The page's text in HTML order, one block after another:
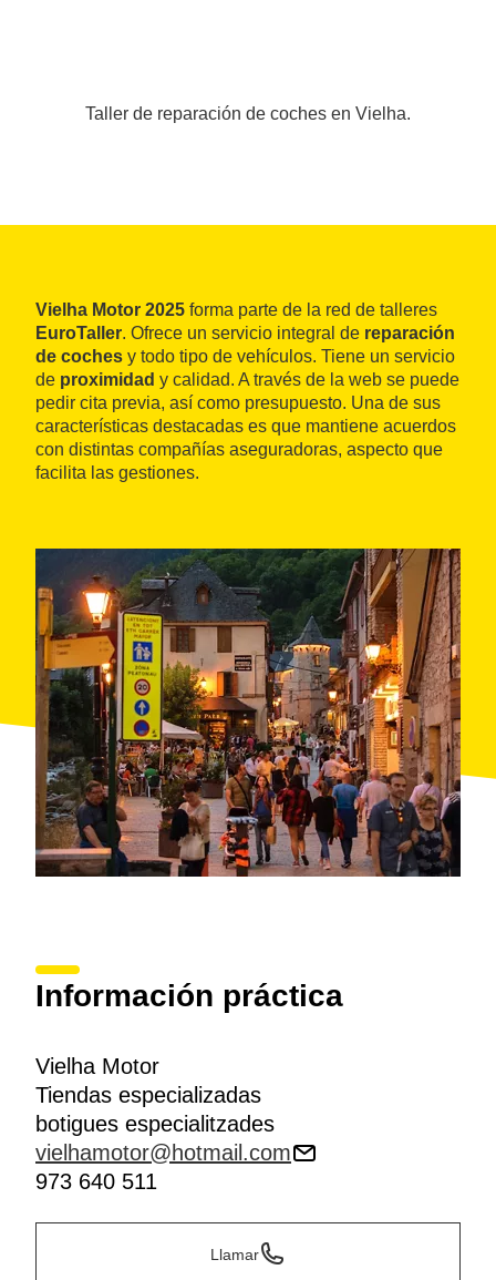
Taller de reparación de coches en Vielha.
Vielha Motor 2025 forma parte de la red de talleres
EuroTaller. Ofrece un servicio integral de reparación
de coches y todo tipo de vehículos. Tiene un servicio
de proximidad y calidad. A través de la web se puede
pedir cita previa, así como presupuesto. Una de sus
características destacadas es que mantiene acuerdos
con distintas compañías aseguradoras, aspecto que
facilita las gestiones.
Información práctica
Vielha Motor
Tiendas especializadas
botigues especialitzades
vielhamotor@hotmail.com
973 640 511
Llamar